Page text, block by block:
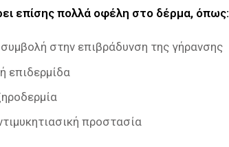
επίσης πολλά οφέλη στο δέρμα, όπως:
στην επιβράδυνση της γήρανσης
επιδερμίδα
προστασία